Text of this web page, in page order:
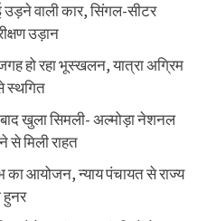
वाली कार, सिंगल-सीटर
उड़ान
हो रहा भूस्खलन, यात्रा अग्रिम
स्थगित
खुला सिमली- अल्मोड़ा नेशनल
से मिली राहत
का आयोजन, न्याय पंचायत से राज्य
हुनर